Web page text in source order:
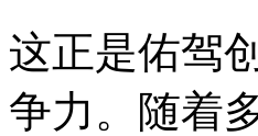
这正是佑驾
争力。随着